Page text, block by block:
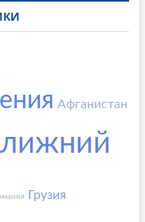
Афганистан
Грузия